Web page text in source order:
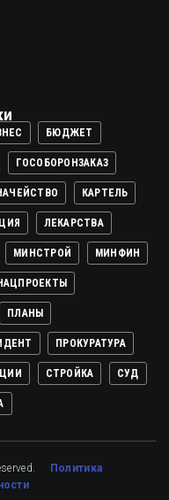
БЮДЖЕТ
ГОСОБОРОНЗАКАЗ
КАРТЕЛЬ
ЛЕКАРСТВА
МИНСТРОЙ МИНФИН
ПЛАНЫ
ПРОКУРАТУРА
СТРОЙКА СУД
Политика